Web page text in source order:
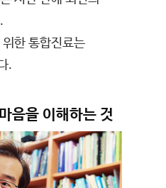
한 통합진료는
.
음을 이해하는 것